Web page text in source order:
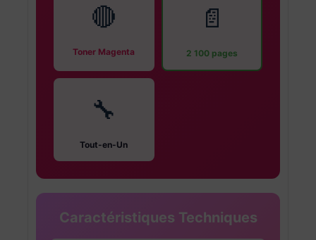
🔴
Toner Magenta
📄
2 100 pages
🔧
Tout-en-Un
Caractéristiques Techniques